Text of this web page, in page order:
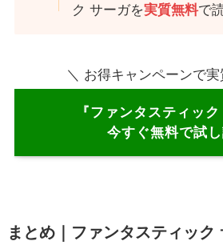
ク サーガを実質無料で
＼ お得キャンペーンで
『ファンタスティック
今すぐ無料で試
まとめ｜ファンタスティック